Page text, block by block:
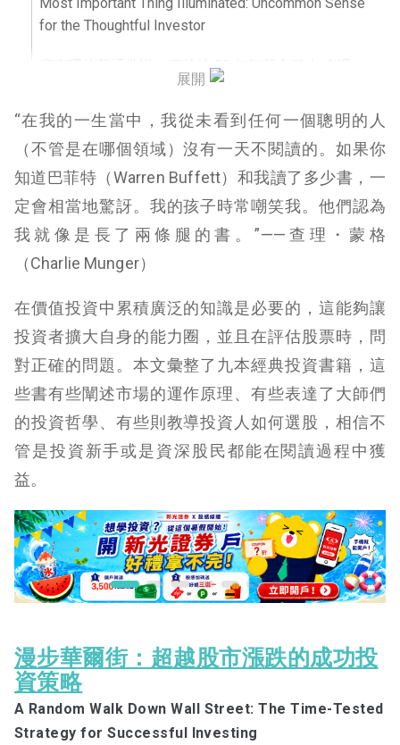
for the Thoughtful Investor
窮查理的普通常識：巴菲特 50 年智慧合夥人 查理．
蒙格的人生哲學 Poor Charlie’s Almanack: The Wit
and Wisdom of Charles T. Munger
投資金律：建立獲利投資組合的四大關鍵和十四個關
卡 The Four Pillars of Investing：Lessons for
Building a Winning Portfolio
證券分析 Security Analysis
智慧型股票投資人 The Intelligent Investor: The
Definitive Book on Value InvestingThe Definitive
Book on Value Investing
彼得林區 選股戰略 One Up on Wall Street: How to
Use What You Already Know to Make Money in the
Market
如何評價一支股票：用最快上手的評價方法選好股
一個投機者的告白 Die Kunst über Geld
nachzudenken by André Kostolany
展開
“在我的一生當中，我從未看到任何一個聰明的人
（不管是在哪個領域）沒有一天不閱讀的。如果你
知道巴菲特（Warren Buffett）和我讀了多少書，一
定會相當地驚訝。我的孩子時常嘲笑我。他們認為
我就像是長了兩條腿的書。”——查理・蒙格
（Charlie Munger）
在價值投資中累積廣泛的知識是必要的，這能夠讓
投資者擴大自身的能力圈，並且在評估股票時，問
對正確的問題。本文彙整了九本經典投資書籍，這
些書有些闡述市場的運作原理、有些表達了大師們
的投資哲學、有些則教導投資人如何選股，相信不
管是投資新手或是資深股民都能在閱讀過程中獲
益。
漫步華爾街：超越股市漲跌的成功投
資策略
A Random Walk Down Wall Street: The Time-Tested
Strategy for Successful Investing